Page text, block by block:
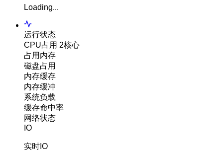
Loading...
运行状态
CPU占用 2核心
占用内存
磁盘占用
内存缓存
内存缓冲
系统负载
缓存命中率
网络状态
IO
实时IO